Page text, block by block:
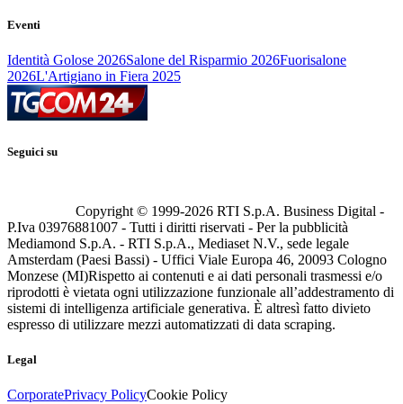
Eventi
Identità Golose 2026Salone del Risparmio 2026Fuorisalone
2026L'Artigiano in Fiera 2025
Seguici su
Copyright © 1999-2026 RTI S.p.A. Business Digital -
P.Iva 03976881007 - Tutti i diritti riservati - Per la pubblicità
Mediamond S.p.A. - RTI S.p.A., Mediaset N.V., sede legale
Amsterdam (Paesi Bassi) - Uffici Viale Europa 46, 20093 Cologno
Monzese (MI)Rispetto ai contenuti e ai dati personali trasmessi e/o
riprodotti è vietata ogni utilizzazione funzionale all’addestramento di
sistemi di intelligenza artificiale generativa. È altresì fatto divieto
espresso di utilizzare mezzi automatizzati di data scraping.
Legal
CorporatePrivacy PolicyCookie Policy